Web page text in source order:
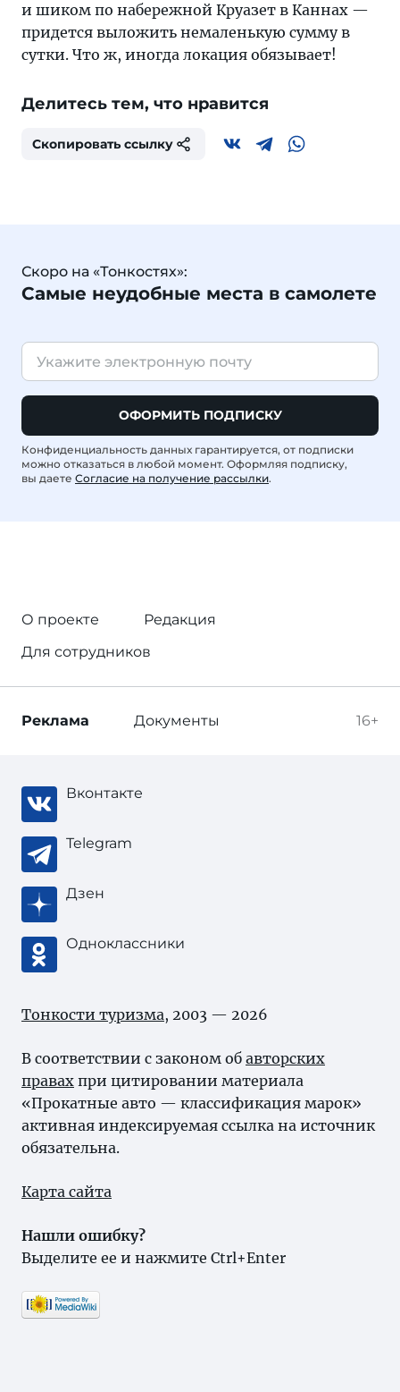
и шиком по набережной Круазет в Каннах —
придется выложить немаленькую сумму в
сутки. Что ж, иногда локация обязывает!
Делитесь тем, что нравится
Скопировать ссылку
Скоро на «Тонкостях»:
Самые неудобные места в самолете
ОФОРМИТЬ ПОДПИСКУ
Конфиденциальность данных гарантируется, от подписки
можно отказаться в любой момент. Оформляя подписку,
вы даете Согласие на получение рассылки.
О проекте
Редакция
Для сотрудников
16+
Реклама Документы
Вконтакте
Telegram
Дзен
Одноклассники
Тонкости туризма, 2003 — 2026
В соответствии с законом об авторских
правах при цитировании материала
«Прокатные авто — классификация марок»
активная индексируемая ссылка на источник
обязательна.
Карта сайта
Нашли ошибку?
Выделите ее и нажмите Ctrl+Enter